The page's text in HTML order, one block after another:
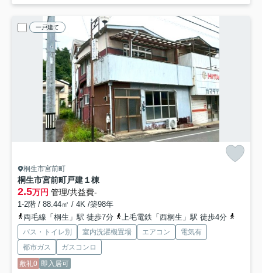
一戸建て
桐生市宮前町
桐生市宮前町戸建１棟
2.5万円 管理/共益費-
1-2階 / 88.44㎡ / 4K /築98年
両毛線「桐生」駅 徒歩7分
上毛電鉄「西桐生」駅 徒歩4分
バス・トイレ別 室内洗濯機置場 エアコン
電気有
都市ガス
ガスコンロ
敷礼0 即入居可